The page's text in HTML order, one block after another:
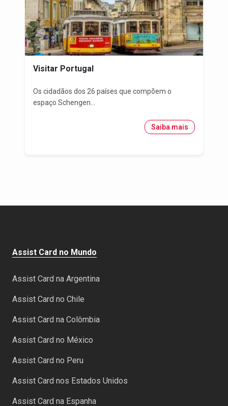
Visitar Portugal
Os cidadãos dos 26 países que compõem o
espaço Schengen...
Saiba mais
Assist Card no Mundo
Assist Card na Argentina
Assist Card no Chile
Assist Card na Colômbia
Assist Card no México
Assist Card no Peru
Assist Card nos Estados Unidos
Assist Card na Espanha